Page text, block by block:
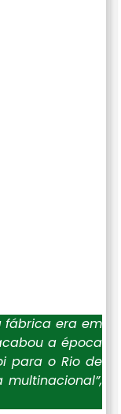
fábrica era em
a época
para o Rio de